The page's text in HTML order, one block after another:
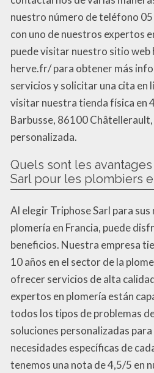
nuestro número de teléfono
con uno de nuestros expertos
puede visitar nuestro sitio
herve.fr/ para obtener más
servicios y solicitar una cita en
visitar nuestra tienda física en
Barbusse, 86100
personalizada.
Quels sont les
Sarl pour les plombiers
Al elegir Triphose Sarl para sus
plomería en Francia, puede
beneficios. Nuestra empresa
10 años en el sector de la
ofrecer servicios de alta
expertos en plomería están
todos los tipos de problemas
soluciones personalizadas
necesidades específicas de
tenemos una nota de 4,5/5 en